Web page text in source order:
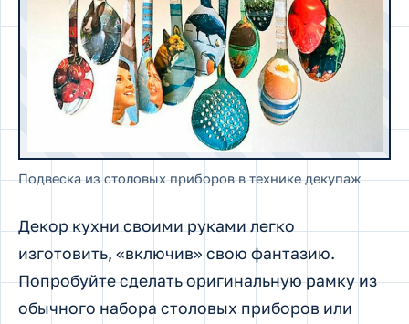
Подвеска из столовых приборов в технике декупаж
Декор кухни своими руками легко
изготовить, «включив» свою фантазию.
Попробуйте сделать оригинальную рамку из
обычного набора столовых приборов или